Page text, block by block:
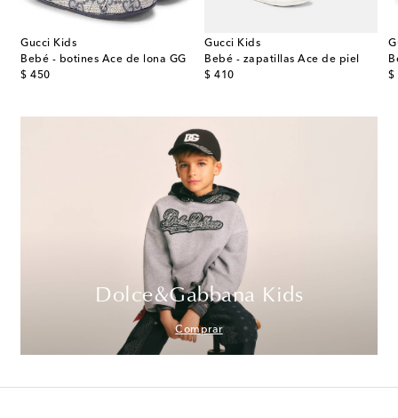
Gucci Kids
Bebé - botines Ace de lona GG
$ 450
original price
Gucci Kids
Bebé - zapatillas Ace de piel
$ 410
original price
$
Dolce&Gabbana Kids
Comprar